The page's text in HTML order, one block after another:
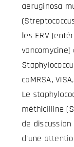
aeruginosa
les ERV
caMRSA,
Le
méthicilline
de
d’une